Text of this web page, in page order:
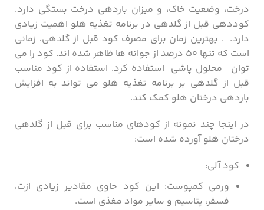
درخت، وضعیت خاک، و میزان باردهی درخت بستگی دارد.
کوددهی قبل از گلدهی در برنامه تغذیه هلو اهمیت زیادی
دارد. . بهترین زمان برای مصرف کود قبل از گلدهی، زمانی
است که تنها ۵۰ درصد از جوانه ها ظاهر شده اند. کود را می
توان محلول پاشی استفاده کرد. استفاده از کود مناسب
قبل از گلدهی بر برنامه تغذیه هلو می تواند به افزایش
باردهی درختان هلو کمک کند.
در اینجا چند نمونه از کودهای مناسب برای قبل از گلدهی
درختان هلو آورده شده است:
کود آلی:
ورمی کمپوست: این کود حاوی مقادیر زیادی ازت،
فسفر، پتاسیم و سایر مواد مغذی است.